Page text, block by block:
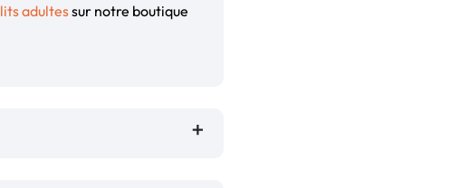
lits adultessur notre boutique